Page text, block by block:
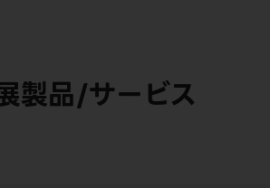
製品/サービス